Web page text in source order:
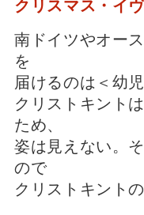
クリスマス・
南ドイツやオー
を
届けるのは＜幼
クリストキント
ため、
姿は見えない。
ので
クリストキント